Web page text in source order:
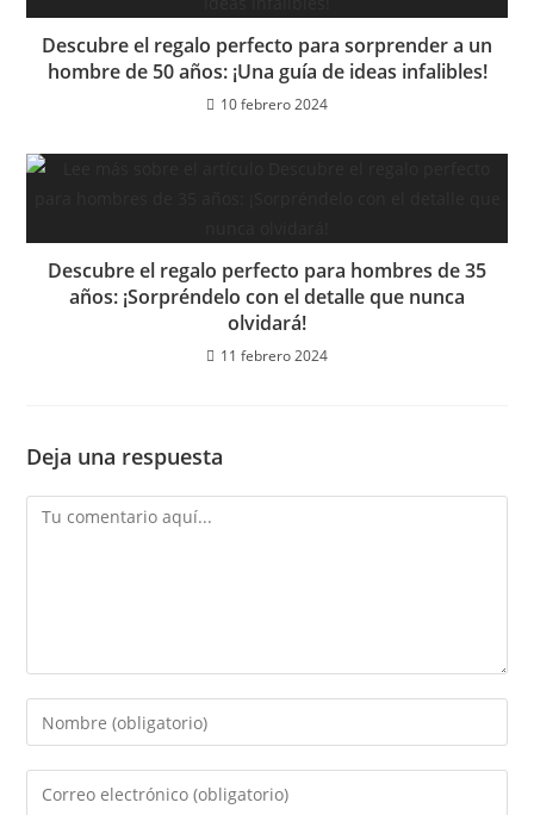
Descubre el regalo perfecto para sorprender a un
hombre de 50 años: ¡Una guía de ideas infalibles!
10 febrero 2024
Descubre el regalo perfecto para hombres de 35
años: ¡Sorpréndelo con el detalle que nunca
olvidará!
11 febrero 2024
Deja una respuesta